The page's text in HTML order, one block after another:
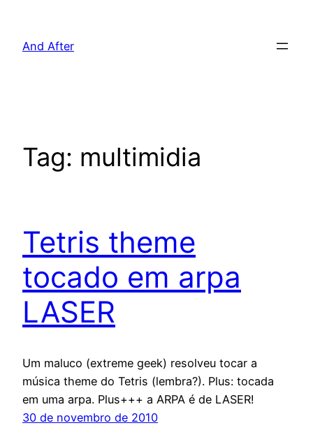
And After
Tag: multimidia
Tetris theme
tocado em arpa
LASER
Um maluco (extreme geek) resolveu tocar a
música theme do Tetris (lembra?). Plus: tocada
em uma arpa. Plus+++ a ARPA é de LASER!
30 de novembro de 2010